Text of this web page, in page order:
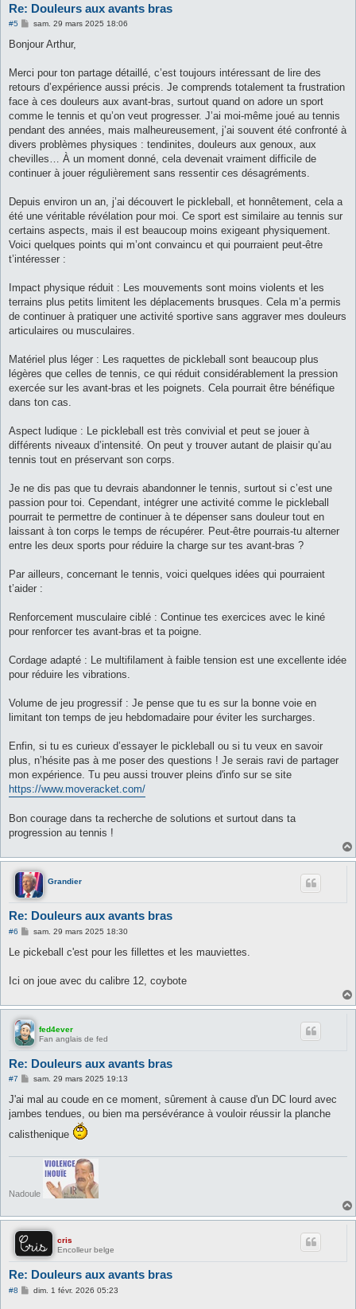
Re: Douleurs aux avants bras
#5
M
s
g
sam. 29 mars 2025 18:06
Bonjour Arthur,
Merci pour ton partage détaillé, c’est toujours intéressant de lire des
retours d’expérience aussi précis. Je comprends totalement ta frustration
face à ces douleurs aux avant-bras, surtout quand on adore un sport
comme le tennis et qu’on veut progresser. J’ai moi-même joué au tennis
pendant des années, mais malheureusement, j’ai souvent été confronté à
divers problèmes physiques : tendinites, douleurs aux genoux, aux
chevilles… À un moment donné, cela devenait vraiment difficile de
continuer à jouer régulièrement sans ressentir ces désagréments.
Depuis environ un an, j’ai découvert le pickleball, et honnêtement, cela a
été une véritable révélation pour moi. Ce sport est similaire au tennis sur
certains aspects, mais il est beaucoup moins exigeant physiquement.
Voici quelques points qui m’ont convaincu et qui pourraient peut-être
t’intéresser :
Impact physique réduit : Les mouvements sont moins violents et les
terrains plus petits limitent les déplacements brusques. Cela m’a permis
de continuer à pratiquer une activité sportive sans aggraver mes douleurs
articulaires ou musculaires.
Matériel plus léger : Les raquettes de pickleball sont beaucoup plus
légères que celles de tennis, ce qui réduit considérablement la pression
exercée sur les avant-bras et les poignets. Cela pourrait être bénéfique
dans ton cas.
Aspect ludique : Le pickleball est très convivial et peut se jouer à
différents niveaux d’intensité. On peut y trouver autant de plaisir qu’au
tennis tout en préservant son corps.
Je ne dis pas que tu devrais abandonner le tennis, surtout si c’est une
passion pour toi. Cependant, intégrer une activité comme le pickleball
pourrait te permettre de continuer à te dépenser sans douleur tout en
laissant à ton corps le temps de récupérer. Peut-être pourrais-tu alterner
entre les deux sports pour réduire la charge sur tes avant-bras ?
Par ailleurs, concernant le tennis, voici quelques idées qui pourraient
t’aider :
Renforcement musculaire ciblé : Continue tes exercices avec le kiné
pour renforcer tes avant-bras et ta poigne.
Cordage adapté : Le multifilament à faible tension est une excellente idée
pour réduire les vibrations.
Volume de jeu progressif : Je pense que tu es sur la bonne voie en
limitant ton temps de jeu hebdomadaire pour éviter les surcharges.
Enfin, si tu es curieux d’essayer le pickleball ou si tu veux en savoir
plus, n’hésite pas à me poser des questions ! Je serais ravi de partager
mon expérience. Tu peu aussi trouver pleins d'info sur se site
https://www.moveracket.com/
Bon courage dans ta recherche de solutions et surtout dans ta
progression au tennis !
Grandier
Re: Douleurs aux avants bras
#6
M
s
g
sam. 29 mars 2025 18:30
Le pickeball c'est pour les fillettes et les mauviettes.
Ici on joue avec du calibre 12, coybote
fed4ever
Fan anglais de fed
Re: Douleurs aux avants bras
#7
M
s
a
e
sam. 29 mars 2025 19:13
J'ai mal au coude en ce moment, sûrement à cause d'un DC lourd avec
jambes tendues, ou bien ma persévérance à vouloir réussir la planche
calisthenique
Nadoule
cris
Encolleur belge
Re: Douleurs aux avants bras
#8
Mdim. 1 févr. 2026 05:23